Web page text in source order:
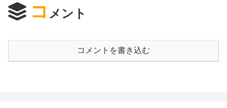
コ メント
コメントを書き込む